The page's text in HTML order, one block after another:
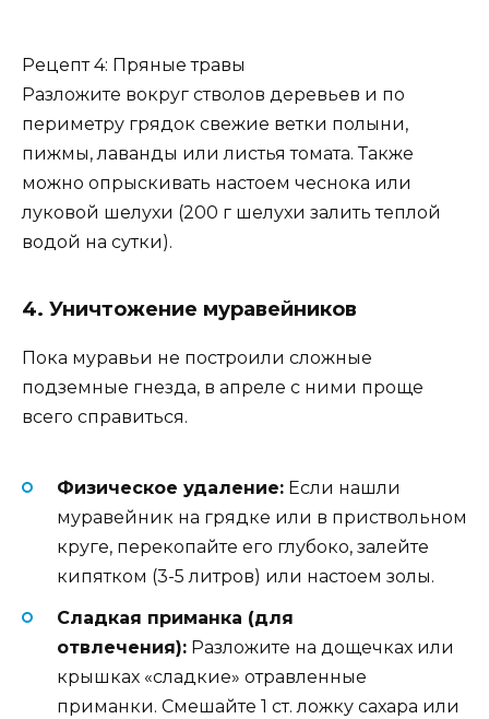
Рецепт 4: Пряные травы
Разложите вокруг стволов деревьев и по
периметру грядок свежие ветки полыни,
пижмы, лаванды или листья томата. Также
можно опрыскивать настоем чеснока или
луковой шелухи (200 г шелухи залить теплой
водой на сутки).
4. Уничтожение муравейников
Пока муравьи не построили сложные
подземные гнезда, в апреле с ними проще
всего справиться.
Физическое удаление: Если нашли
муравейник на грядке или в приствольном
круге, перекопайте его глубоко, залейте
кипятком (3-5 литров) или настоем золы.
Сладкая приманка (для
отвлечения): Разложите на дощечках или
крышках «сладкие» отравленные
приманки. Смешайте 1 ст. ложку сахара или